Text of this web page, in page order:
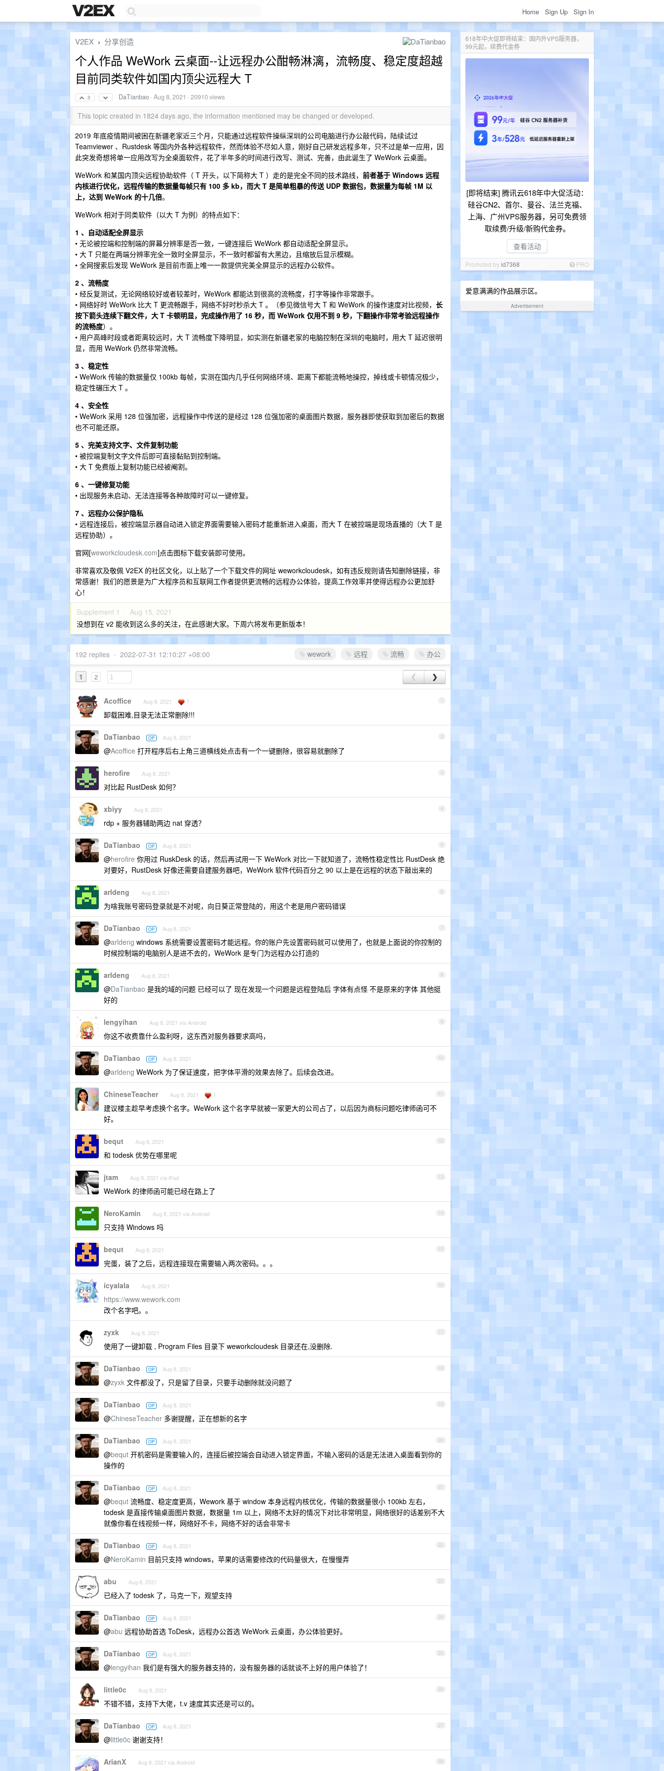
Home Sign Up Sign In
618年中大促即将结束：国内外VPS服务器，
99元起，续费代金券
[即将结束] 腾讯云618年中大促活动：
硅谷CN2、首尔、曼谷、法兰克福、
上海、广州VPS服务器，另可免费领
取续费/升级/新购代金券。
查看活动
Promoted byid7368 PRO
爱意满满的作品展示区。
Advertisement
V2EX › 分享创造
个人作品 WeWork 云桌面--让远程办公酣畅淋漓，流畅度、稳定度超越
目前同类软件如国内顶尖远程大 T
3 DaTianbao ·Aug 8, 2021 · 20910 views
This topic created in 1824 days ago, the information mentioned may be changed or developed.
2019 年底疫情期间被困在新疆老家近三个月，只能通过远程软件操纵深圳的公司电脑进行办公敲代码，陆续试过
Teamviewer 、Rustdesk 等国内外各种远程软件，然而体验不尽如人意，刚好自己研发远程多年，只不过是单一应用，因
此突发奇想将单一应用改写为全桌面软件，花了半年多的时间进行改写、测试、完善，由此诞生了 WeWork 云桌面。
WeWork 和某国内顶尖远程协助软件（ T 开头，以下简称大 T ）走的是完全不同的技术路线， 前者基于 Windows 远程
内核进行优化，远程传输的数据量每帧只有 100 多 kb，而大 T 是简单粗暴的传送 UDP 数据包，数据量为每帧 1M 以
上，达到 WeWork 的十几倍。
WeWork 相对于同类软件（以大 T 为例）的特点如下：
1 、自动适配全屏显示
• 无论被控端和控制端的屏幕分辨率是否一致，一键连接后 WeWork 都自动适配全屏显示。
• 大 T 只能在两端分辨率完全一致时全屏显示，不一致时都留有大黑边，且缩放后显示模糊。
• 全网搜索后发现 WeWork 是目前市面上唯一一款提供完美全屏显示的远程办公软件。
2 、流畅度
• 经反复测试，无论网络较好或者较差时，WeWork 都能达到很高的流畅度，打字等操作非常跟手。
• 网络好时 WeWork 比大 T 更流畅跟手，网络不好时秒杀大 T 。（参见微信号大 T 和 WeWork 的操作速度对比视频， 长
按下箭头连续下翻文件，大 T 卡顿明显，完成操作用了 16 秒，而 WeWork 仅用不到 9 秒，下翻操作非常考验远程操作
的流畅度）。
• 用户高峰时段或者距离较远时，大 T 流畅度下降明显，如实测在新疆老家的电脑控制在深圳的电脑时，用大 T 延迟很明
显，而用 WeWork 仍然非常流畅。
3 、稳定性
• WeWork 传输的数据量仅 100kb 每帧，实测在国内几乎任何网络环境、距离下都能流畅地操控，掉线或卡顿情况极少，
稳定性碾压大 T 。
4 、安全性
• WeWork 采用 128 位强加密，远程操作中传送的是经过 128 位强加密的桌面图片数据，服务器即使获取到加密后的数据
也不可能还原。
5 、完美支持文字、文件复制功能
• 被控端复制文字文件后即可直接黏贴到控制端。
• 大 T 免费版上复制功能已经被阉割。
6 、一键修复功能
• 出现服务未启动、无法连接等各种故障时可以一键修复。
7 、远程办公保护隐私
• 远程连接后，被控端显示器自动进入锁定界面需要输入密码才能重新进入桌面，而大 T 在被控端是现场直播的（大 T 是
远程协助）。
官网[weworkcloudesk.com]点击图标下载安装即可使用。
非常喜欢及敬佩 V2EX 的社区文化，以上贴了一个下载文件的网址 weworkcloudesk，如有违反规则请告知删除链接，非
常感谢！我们的愿景是为广大程序员和互联网工作者提供更流畅的远程办公体验，提高工作效率并使得远程办公更加舒
心！
Supplement 1 · Aug 15, 2021
没想到在 v2 能收到这么多的关注，在此感谢大家。下周六将发布更新版本！
wework 远程 流畅 办公
192 replies • 2022-07-31 12:10:27 +08:00
1 2 ❮ ❯
1
Acoffice Aug 8, 2021 1
卸载困难,目录无法正常删除!!!
2
DaTianbao OP Aug 8, 2021
@Acoffice 打开程序后右上角三道横线处点击有一个一键删除，很容易就删除了
3
herofire Aug 8, 2021
对比起 RustDesk 如何？
4
xbiyy Aug 8, 2021
rdp + 服务器辅助两边 nat 穿透？
5
DaTianbao OP Aug 8, 2021
@herofire 你用过 RuskDesk 的话，然后再试用一下 WeWork 对比一下就知道了，流畅性稳定性比 RustDesk 绝
对要好，RustDesk 好像还需要自建服务器吧，WeWork 软件代码百分之 90 以上是在远程的状态下敲出来的
6
arldeng Aug 8, 2021
为啥我账号密码登录就是不对呢，向日葵正常登陆的，用这个老是用户密码错误
7
DaTianbao OP Aug 8, 2021
@arldeng windows 系统需要设置密码才能远程。你的账户先设置密码就可以使用了，也就是上面说的你控制的
时候控制端的电脑别人是进不去的，WeWork 是专门为远程办公打造的
8
arldeng Aug 8, 2021
@DaTianbao 是我的域的问题 已经可以了 现在发现一个问题是远程登陆后 字体有点怪 不是原来的字体 其他挺
好的
9
lengyihan Aug 8, 2021 via Android
你这不收费靠什么盈利呀，这东西对服务器要求高吗，
10
DaTianbao OP Aug 8, 2021
@arldeng WeWork 为了保证速度，把字体平滑的效果去除了。后续会改进。
11
ChineseTeacher Aug 8, 2021 1
建议楼主趁早考虑换个名字。WeWork 这个名字早就被一家更大的公司占了，以后因为商标问题吃律师函可不
好。
12
bequt Aug 8, 2021
和 todesk 优势在哪里呢
13
jtam Aug 8, 2021 via iPad
WeWork 的律师函可能已经在路上了
14
NeroKamin Aug 8, 2021 via Android
只支持 Windows 吗
15
bequt Aug 8, 2021
完蛋，装了之后，远程连接现在需要输入两次密码。。。
16
icyalala Aug 8, 2021
https://www.wework.com
改个名字吧。。
17
zyxk Aug 8, 2021
使用了一键卸载 , Program Files 目录下 weworkcloudesk 目录还在,没删除.
18
DaTianbao OP Aug 8, 2021
@zyxk 文件都没了，只是留了目录，只要手动删除就没问题了
19
DaTianbao OP Aug 8, 2021
@ChineseTeacher 多谢提醒，正在想新的名字
20
DaTianbao OP Aug 8, 2021
@bequt 开机密码是需要输入的，连接后被控端会自动进入锁定界面，不输入密码的话是无法进入桌面看到你的
操作的
21
DaTianbao OP Aug 8, 2021
@bequt 流畅度、稳定度更高，Wework 基于 window 本身远程内核优化，传输的数据量很小 100kb 左右，
todesk 是直接传输桌面图片数据，数据量 1m 以上，网络不太好的情况下对比非常明显，网络很好的话差别不大
就像你看在线视频一样，网络好不卡，网络不好的话会非常卡
22
DaTianbao OP Aug 8, 2021
@NeroKamin 目前只支持 windows，苹果的话需要修改的代码量很大，在慢慢弄
23
abu Aug 8, 2021
已经入了 todesk 了，马克一下，观望支持
24
DaTianbao OP Aug 8, 2021
@abu 远程协助首选 ToDesk，远程办公首选 WeWork 云桌面，办公体验更好。
25
DaTianbao OP Aug 8, 2021
@lengyihan 我们是有强大的服务器支持的，没有服务器的话就谈不上好的用户体验了！
26
little0c Aug 8, 2021
不错不错，支持下大佬，t.v 速度其实还是可以的。
27
DaTianbao OP Aug 8, 2021
@little0c 谢谢支持！
28
ArianX Aug 8, 2021 via Android